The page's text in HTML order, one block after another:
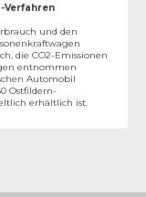
Verfahren
und den
die CO2-Emissionen
entnommen
Automobil
Ostfildern-
erhältlich ist.